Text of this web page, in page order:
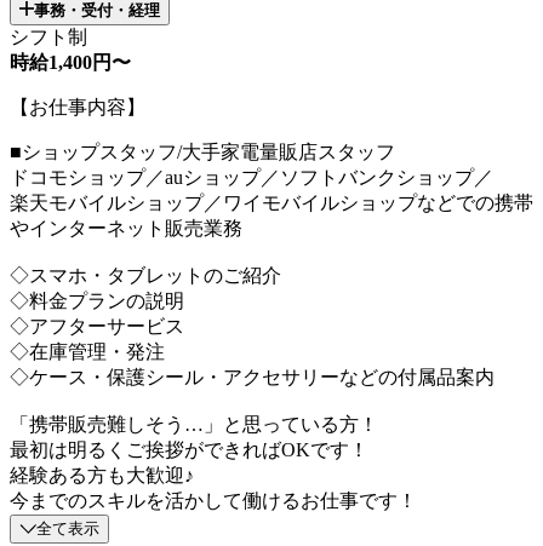
事務・受付・経理
シフト制
時給1,400円〜
【お仕事内容】
■ショップスタッフ/大手家電量販店スタッフ
ドコモショップ／auショップ／ソフトバンクショップ／
楽天モバイルショップ／ワイモバイルショップなどでの携帯
やインターネット販売業務
◇スマホ・タブレットのご紹介
◇料金プランの説明
◇アフターサービス
◇在庫管理・発注
◇ケース・保護シール・アクセサリーなどの付属品案内
「携帯販売難しそう…」と思っている方！
最初は明るくご挨拶ができればOKです！
経験ある方も大歓迎♪
今までのスキルを活かして働けるお仕事です！
全て表示